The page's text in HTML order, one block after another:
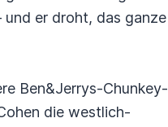
und er droht, das ganze
Ben&Jerrys-Chunkey-
die westlich-